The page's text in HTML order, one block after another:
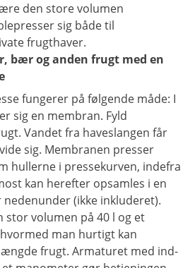
den store volumen
sig både til
frugthaver.
bær og anden frugt med en
fungerer på følgende måde: I
sig en membran. Fyld
Vandet fra haveslangen får
sig. Membranen presser
hullerne i pressekurven, indefra
kan herefter opsamles i en
(ikke inkluderet).
stor volumen på 40 l og et
man hurtigt kan
frugt. Armaturet med ind-